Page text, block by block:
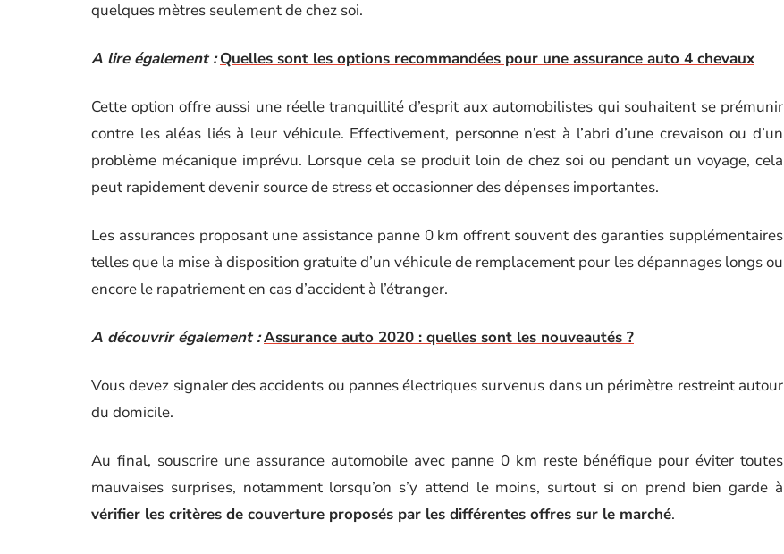
quelques mètres seulement de chez soi.
A lire également : Quelles sont les options recommandées pour une assurance auto 4 chevaux
Cette option offre aussi une réelle tranquillité d’esprit aux automobilistes qui souhaitent se prémunir
contre les aléas liés à leur véhicule. Effectivement, personne n’est à l’abri d’une crevaison ou d’un
problème mécanique imprévu. Lorsque cela se produit loin de chez soi ou pendant un voyage, cela
peut rapidement devenir source de stress et occasionner des dépenses importantes.
Les assurances proposant une assistance panne 0 km offrent souvent des garanties supplémentaires
telles que la mise à disposition gratuite d’un véhicule de remplacement pour les dépannages longs ou
encore le rapatriement en cas d’accident à l’étranger.
A découvrir également :Assurance auto 2020 : quelles sont les nouveautés ?
Vous devez signaler des accidents ou pannes électriques survenus dans un périmètre restreint autour
du domicile.
Au final, souscrire une assurance automobile avec panne 0 km reste bénéfique pour éviter toutes
mauvaises surprises, notamment lorsqu’on s’y attend le moins, surtout si on prend bien garde à
vérifier les critères de couverture proposés par les différentes offres sur le marché.